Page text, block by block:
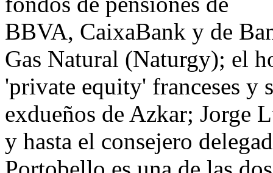
BBVA, CaixaBank y de
Gas Natural (Naturgy); el
'private equity' franceses y
exdueños de Azkar; Jorge
y hasta el consejero